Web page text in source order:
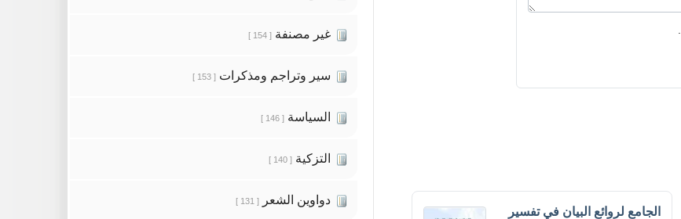
الجامع لروائع البيان في تفسير
غير مصنفة [ 154 ]
سير وتراجم ومذكرات [ 153 ]
السياسة [ 146 ]
التزكية [ 140 ]
دواوين الشعر [ 131 ]